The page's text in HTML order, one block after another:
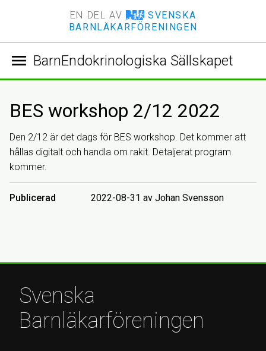
EN DEL AV
SVENSKA
BARNLÄKARFÖRENINGEN
BarnEndokrinologiska Sällskapet
menu
BES workshop 2/12 2022
Den 2/12 är det dags för BES workshop. Det kommer att
hållas digitalt och handla om rakit. Detaljerat program
kommer.
Publicerad 2022-08-31 av Johan Svensson
Svenska
Barnläkarföreningen